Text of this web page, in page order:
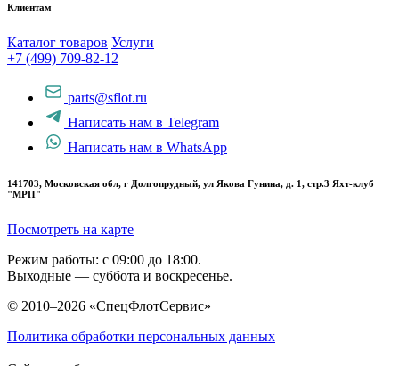
Клиентам
Каталог товаров Услуги
+7 (499) 709-82-12
parts@sflot.ru
Написать нам в Telegram
Написать нам в WhatsApp
141703, Московская обл, г Долгопрудный, ул Якова Гунина, д. 1, стр.3 Яхт-клуб
"МРП"
Посмотреть на карте
Режим работы: с 09:00 до 18:00.
Выходные — суббота и воскресенье.
© 2010–2026 «СпецФлотСервис»
Политика обработки персональных данных